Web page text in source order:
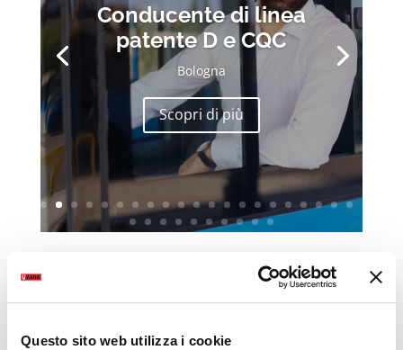
Questo sito web utilizza i cookie
Conducente di linea
patente D e CQC
Bologna
Scopri di più